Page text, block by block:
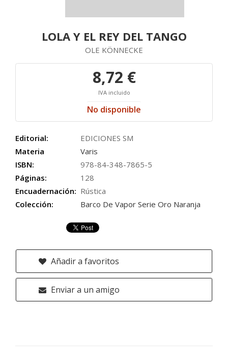
LOLA Y EL REY DEL TANGO
OLE KÖNNECKE
8,72 €
IVA incluido
No disponible
Editorial:
EDICIONES SM
Materia
Varis
ISBN:
978-84-348-7865-5
Páginas:
128
Encuadernación: Rústica
Colección:
Barco De Vapor Serie Oro Naranja
Añadir a favoritos
Enviar a un amigo